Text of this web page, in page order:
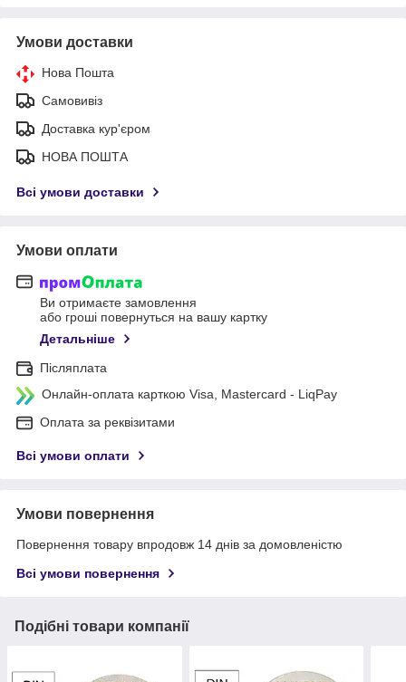
Умови доставки
Нова Пошта
Самовивіз
Доставка кур'єром
НОВА ПОШТА
Всі умови доставки
Умови оплати
Ви отримаєте замовлення
або гроші повернуться на вашу картку
Детальніше
Післяплата
Онлайн-оплата карткою Visa, Mastercard - LiqPay
Оплата за реквізитами
Всі умови оплати
Умови повернення
Повернення товару впродовж 14 днів за домовленістю
Всі умови повернення
Подібні товари компанії